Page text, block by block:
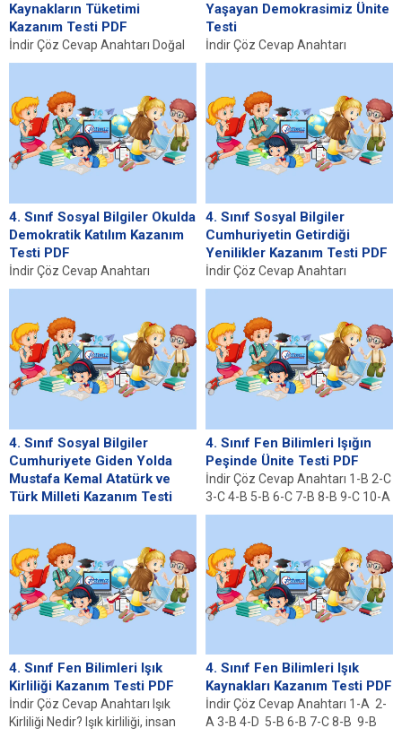
Kaynakların Tüketimi
Kazanım Testi PDF
İndir Çöz Cevap Anahtarı Doğal
Kaynakların Tüketimi ve Grafik
kaynakların tüketimi, insan...
Yaşayan Demokrasimiz Ünite
Testi
İndir Çöz Cevap Anahtarı
Cumhuriyete Giden Yolda
Milleti Mustafa Kemal...
4. Sınıf Sosyal Bilgiler Okulda
Demokratik Katılım Kazanım
Testi PDF
İndir Çöz Cevap Anahtarı
Demokratik Katılım Nedir?
toplumsal ve siyasi süreçlere
aktif...
4. Sınıf Sosyal Bilgiler
Cumhuriyetin Getirdiği
Yenilikler Kazanım Testi PDF
İndir Çöz Cevap Anahtarı
Cumhuriyet Dönemi: Tarihi
Cumhuriyetin ilanı, 29 Ekim
1923’te...
4. Sınıf Sosyal Bilgiler
Cumhuriyete Giden Yolda
Mustafa Kemal Atatürk ve
Türk Milleti Kazanım Testi
PDF
Mücadele Dönemi ve Mustafa
Kemal Atatürk Millî Mücadele
dönemi, Türk...
4. Sınıf Fen Bilimleri Işığın
Peşinde Ünite Testi PDF
İndir Çöz Cevap Anahtarı 1-B 2-C
3-C 4-B 5-B 6-C 7-B 8-B 9-C 10-A
11-B...
4. Sınıf Fen Bilimleri Işık
Kirliliği Kazanım Testi PDF
İndir Çöz Cevap Anahtarı Işık
Kirliliği Nedir? Işık kirliliği, insan
4. Sınıf Fen Bilimleri Işık
Kaynakları Kazanım Testi PDF
İndir Çöz Cevap Anahtarı 1-A 2-
A 3-B 4-D 5-B 6-B 7-C 8-B 9-B